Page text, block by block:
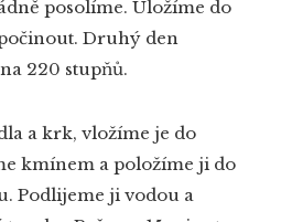
posolíme. Uložíme do
Druhý den
220 stupňů.
a krk, vložíme je do
kmínem a položíme ji do
Podlijeme ji vodou a